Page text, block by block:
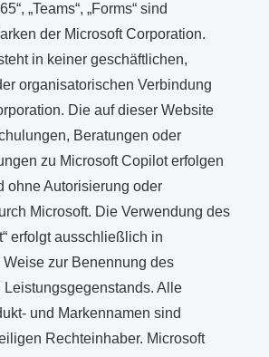
„Teams“, „Forms“ sind
der Microsoft Corporation.
in keiner geschäftlichen,
organisatorischen Verbindung
Die auf dieser Website
Beratungen oder
zu Microsoft Copilot erfolgen
ohne Autorisierung oder
Microsoft. Die Verwendung des
erfolgt ausschließlich in
zur Benennung des
Leistungsgegenstands. Alle
und Markennamen sind
Rechteinhaber. Microsoft